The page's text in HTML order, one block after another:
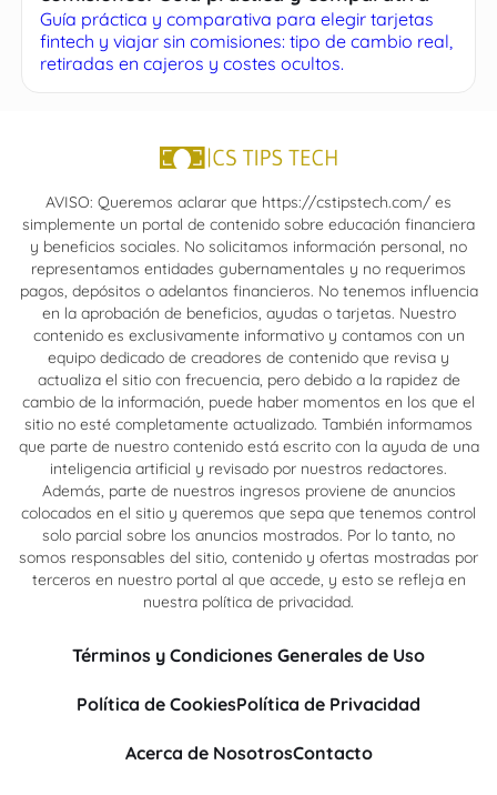
Guía práctica y comparativa para elegir tarjetas
fintech y viajar sin comisiones: tipo de cambio real,
retiradas en cajeros y costes ocultos.
AVISO: Queremos aclarar que https://cstipstech.com/ es
simplemente un portal de contenido sobre educación financiera
y beneficios sociales. No solicitamos información personal, no
representamos entidades gubernamentales y no requerimos
pagos, depósitos o adelantos financieros. No tenemos influencia
en la aprobación de beneficios, ayudas o tarjetas. Nuestro
contenido es exclusivamente informativo y contamos con un
equipo dedicado de creadores de contenido que revisa y
actualiza el sitio con frecuencia, pero debido a la rapidez de
cambio de la información, puede haber momentos en los que el
sitio no esté completamente actualizado. También informamos
que parte de nuestro contenido está escrito con la ayuda de una
inteligencia artificial y revisado por nuestros redactores.
Además, parte de nuestros ingresos proviene de anuncios
colocados en el sitio y queremos que sepa que tenemos control
solo parcial sobre los anuncios mostrados. Por lo tanto, no
somos responsables del sitio, contenido y ofertas mostradas por
terceros en nuestro portal al que accede, y esto se refleja en
nuestra política de privacidad.
Términos y Condiciones Generales de Uso
Política de CookiesPolítica de Privacidad
Acerca de NosotrosContacto